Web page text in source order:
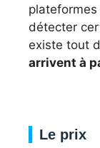
détecter
existe tout
arrivent à
Le prix